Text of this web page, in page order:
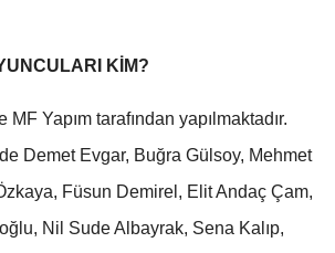
KİM?
Yapım tarafından yapılmaktadır.
Demet Evgar, Buğra Gülsoy, Mehmet
Füsun Demirel, Elit Andaç Çam,
Nil Sude Albayrak, Sena Kalıp,